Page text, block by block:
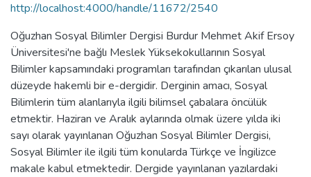
http://localhost:4000/handle/11672/2540
Oğuzhan Sosyal Bilimler Dergisi Burdur Mehmet Akif Ersoy
Üniversitesi'ne bağlı Meslek Yüksekokullarının Sosyal
Bilimler kapsamındaki programları tarafından çıkarılan ulusal
düzeyde hakemli bir e-dergidir. Derginin amacı, Sosyal
Bilimlerin tüm alanlarıyla ilgili bilimsel çabalara öncülük
etmektir. Haziran ve Aralık aylarında olmak üzere yılda iki
sayı olarak yayınlanan Oğuzhan Sosyal Bilimler Dergisi,
Sosyal Bilimler ile ilgili tüm konularda Türkçe ve İngilizce
makale kabul etmektedir. Dergide yayınlanan yazılardaki